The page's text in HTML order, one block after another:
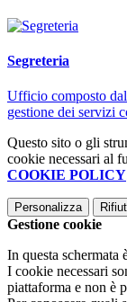
Segreteria
Ufficio composto
gestione dei servizi
Questo sito o gli
cookie necessari al
COOKIE POLICY
Personalizza
Gestione cookie
In questa schermata
I cookie necessari
piattaforma e non è